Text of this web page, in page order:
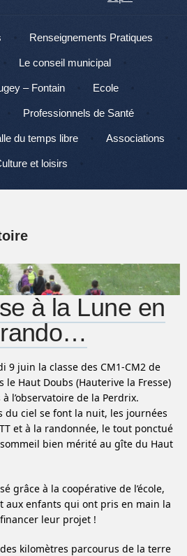
Renseignements Pratiques
Le conseil municipal
– Fontain Ecole
Professionnels de Santé
du temps libre Associations
et loisirs
à la Lune en
rando…
9 juin la classe des CM1-CM2 de
Haut Doubs (Hauterive la Fresse)
l’observatoire de la Perdrix.
du ciel se font la nuit, les journées
et à la randonnée, le tout ponctué
bien mérité au gîte du Haut
grâce à la coopérative de l’école,
aux enfants qui ont pris en main la
leur projet !
kilomètres parcourus de la terre